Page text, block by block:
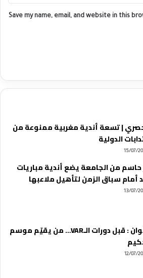
Save my name, email, and website in this
| تسعة أندية مغربية ممنوعة من
الدولية
15/07/
حاسم من الجامعة يضع أندية مباريات
أمام سباق الزمن لتأهيل ملاعبها
13/07/
العنوان : قبل دورات الـVAR… من يقيّم موسم
12/07/